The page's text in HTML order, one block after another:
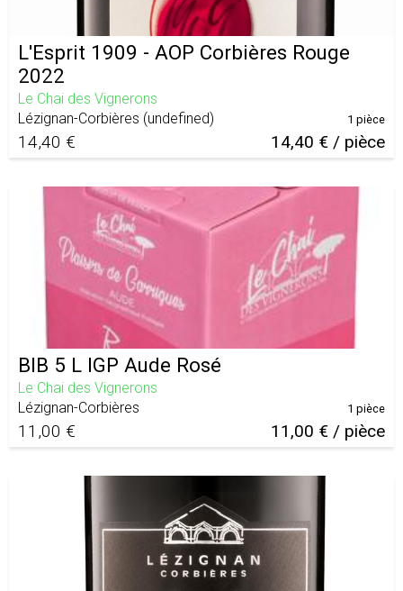
L'Esprit 1909 - AOP Corbières Rouge
2022
Le Chai des Vignerons
Lézignan-Corbières (undefined)
14,40 € 14,40 € / pièce
1 pièce
BIB 5 L IGP Aude Rosé
Le Chai des Vignerons
Lézignan-Corbières
11,00 € 11,00 € / pièce
1 pièce